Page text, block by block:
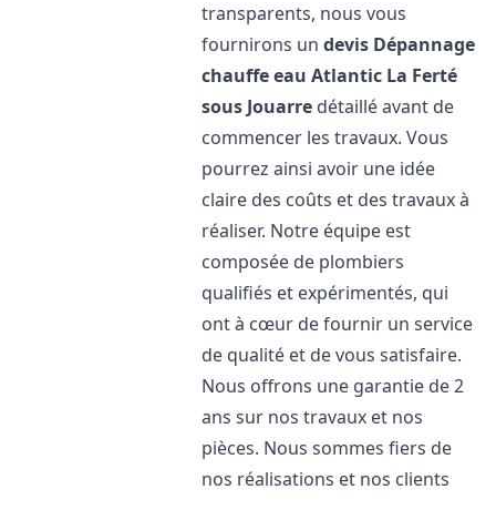
transparents, nous vous
fournirons undevis Dépannage
chauffe eau Atlantic La Ferté
sous Jouarre détaillé avant de
commencer les travaux. Vous
pourrez ainsi avoir une idée
claire des coûts et des travaux à
réaliser. Notre équipe est
composée de plombiers
qualifiés et expérimentés, qui
ont à cœur de fournir un service
de qualité et de vous satisfaire.
Nous offrons une garantie de 2
ans sur nos travaux et nos
pièces. Nous sommes fiers de
nos réalisations et nos clients